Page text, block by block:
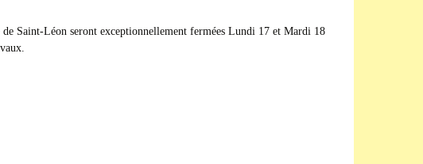
Saint-Léon seront exceptionnellement fermées Lundi 17 et Mardi 18